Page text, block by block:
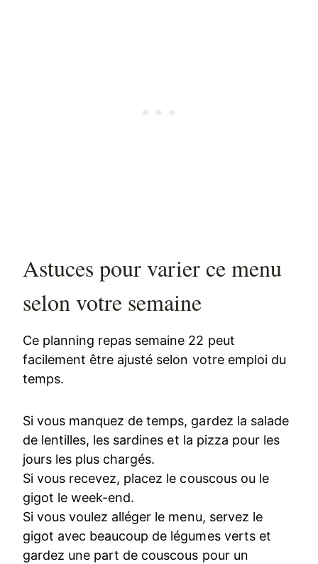
Astuces pour varier ce menu
selon votre semaine
Ce planning repas semaine 22 peut
facilement être ajusté selon votre emploi du
temps.
Si vous manquez de temps, gardez la salade
de lentilles, les sardines et la pizza pour les
jours les plus chargés.
Si vous recevez, placez le couscous ou le
gigot le week-end.
Si vous voulez alléger le menu, servez le
gigot avec beaucoup de légumes verts et
gardez une part de couscous pour un